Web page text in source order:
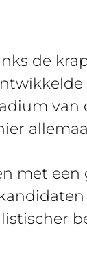
de
met een